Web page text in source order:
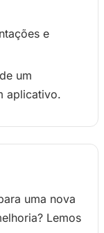
e
um
aplicativo.
uma nova
Lemos